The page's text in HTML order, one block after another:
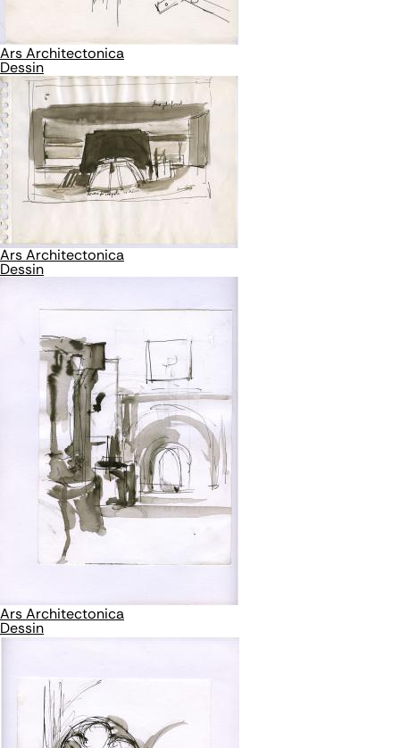
Ars Architectonica
Dessin
Ars Architectonica
Dessin
Ars Architectonica
Dessin